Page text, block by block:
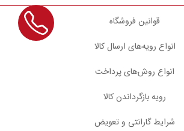
قوانین فروشگاه
انواع رویه‌های ارسال کالا
انواع روش‌های پرداخت
رویه بازگرداندن کالا
شرایط گارانتی و تعویض